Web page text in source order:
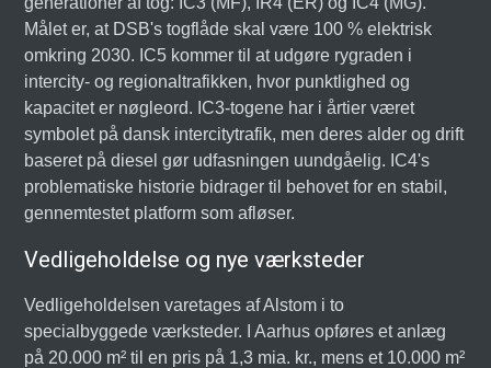
Målet er, at DSB's togflåde skal være 100 % elektrisk
omkring 2030. IC5 kommer til at udgøre rygraden i
intercity- og regionaltrafikken, hvor punktlighed og
kapacitet er nøgleord. IC3-togene har i årtier været
symbolet på dansk intercitytrafik, men deres alder og drift
baseret på diesel gør udfasningen uundgåelig. IC4's
problematiske historie bidrager til behovet for en stabil,
gennemtestet platform som afløser.
Vedligeholdelse og nye værksteder
Vedligeholdelsen varetages af Alstom i to
specialbyggede værksteder. I Aarhus opføres et anlæg
på 20.000 m² til en pris på 1,3 mia. kr., mens et 10.000 m²